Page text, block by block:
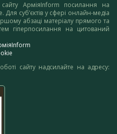
АрміяInform посилання на
Для суб’єктів у сфері онлайн-медіа
абзаці матеріалу прямого та
гіперпосилання на цитований
сайту надсилайте на адресу: